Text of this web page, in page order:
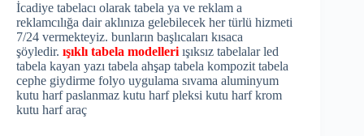
İcadiye tabelacı olarak tabela ya ve reklam a
reklamcılığa dair aklınıza gelebilecek her türlü hizmeti
7/24 vermekteyiz. bunların başlıcaları kısaca
şöyledir. ışıklı tabela modelleri ışıksız tabelalar led
tabela kayan yazı tabela ahşap tabela kompozit tabela
cephe giydirme folyo uygulama sıvama aluminyum
kutu harf paslanmaz kutu harf pleksi kutu harf krom
kutu harf araç